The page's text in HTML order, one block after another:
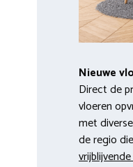
Nieuwe
Direct de
vloeren
met
de regio